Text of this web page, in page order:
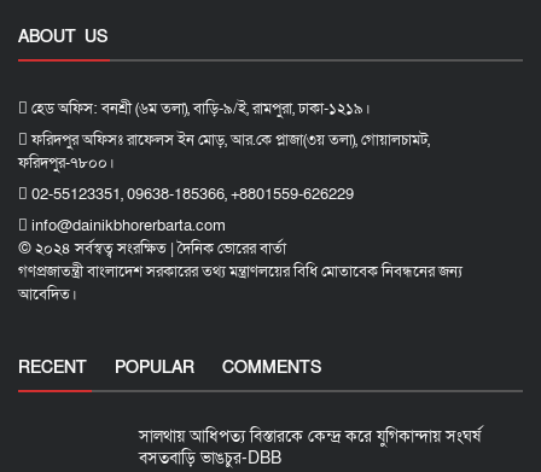
ABOUT US
হেড অফিস: বনশ্রী (৬ম তলা), বাড়ি-৯/ই, রামপুরা, ঢাকা-১২১৯।
ফরিদপুর অফিসঃ রাফেলস ইন মোড়, আর.কে প্লাজা(৩য় তলা), গোয়ালচামট,
ফরিদপুর-৭৮০০।
02-55123351, 09638-185366, +8801559-626229
info@dainikbhorerbarta.com
© ২০২৪ সর্বস্বত্ব সংরক্ষিত | দৈনিক ভোরের বার্তা
গণপ্রজাতন্ত্রী বাংলাদেশ সরকারের তথ্য মন্ত্রাণলয়ের বিধি মোতাবেক নিবন্ধনের জন্য
আবেদিত।
RECENT POPULAR COMMENTS
সালথায় আধিপত্য বিস্তারকে কেন্দ্র করে যুগিকান্দায় সংঘর্ষ
বসতবাড়ি ভাঙচুর-DBB